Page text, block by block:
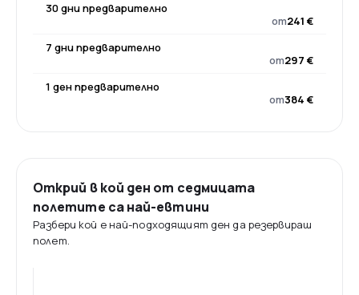
30 дни предварително
от241 €
7 дни предварително
от297 €
1 ден предварително
от384 €
Открий в кой ден от седмицата
полетите са най-евтини
Разбери кой е най-подходящият ден да резервираш
полет.